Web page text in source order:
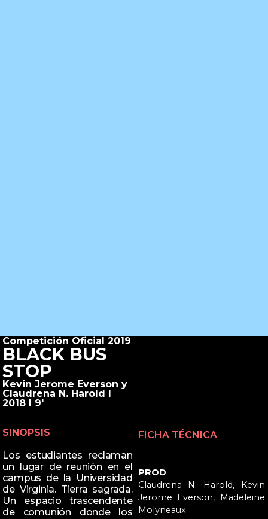
Competición Oficial 2019
BLACK BUS
STOP
Kevin Jerome Everson y
Claudrena N. Harold I
2018 I 9'
SINOPSIS
Los estudiantes reclaman
un lugar de reunión en el
campus de la Universidad
de Virginia. Tierra sagrada.
Un espacio trascendente
de comunión donde los
FICHA TÉCNICA
PROD:
Claudrena N. Harold, Kevin
Jerome Everson, Madeleine
Molyneaux